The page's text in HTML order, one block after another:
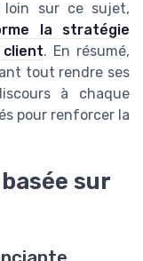
loin sur ce sujet,
la stratégie
. En résumé,
tout rendre ses
à chaque
pour renforcer la
sur